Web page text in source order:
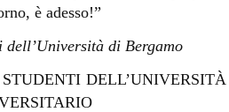
è adesso!”
di Bergamo